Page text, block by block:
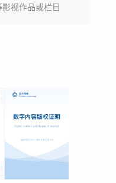
视作品或栏目